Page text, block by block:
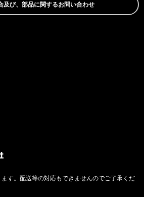
及び、部品に関するお問い合わせ
す。配送等の対応もできませんのでご了承くだ